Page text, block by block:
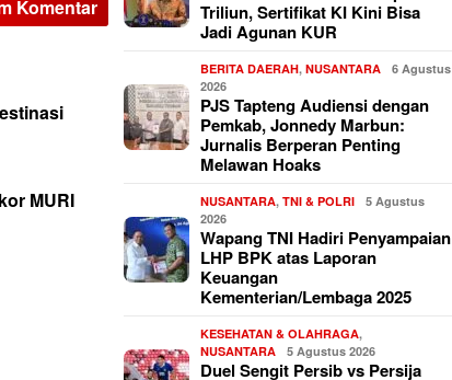
MURI
Triliun, Sertifikat KI Kini Bisa
Jadi Agunan KUR
BERITA DAERAH,NUSANTARA
6 Agustus
2026
PJS Tapteng Audiensi dengan
Pemkab, Jonnedy Marbun:
Jurnalis Berperan Penting
Melawan Hoaks
NUSANTARA,TNI & POLRI
5 Agustus
2026
Wapang TNI Hadiri Penyampaian
LHP BPK atas Laporan
Keuangan
Kementerian/Lembaga 2025
KESEHATAN & OLAHRAGA,
NUSANTARA
5 Agustus 2026
Duel Sengit Persib vs Persija